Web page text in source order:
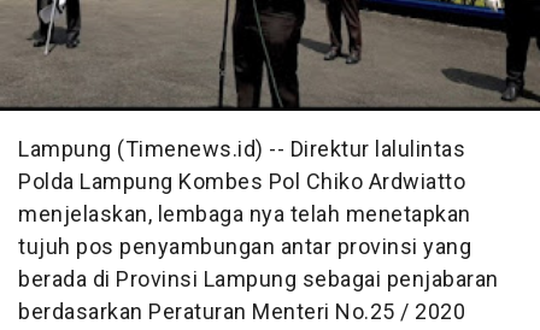
Lampung (Timenews.id) -- Direktur lalulintas
Polda Lampung Kombes Pol Chiko Ardwiatto
menjelaskan, lembaga nya telah menetapkan
tujuh pos penyambungan antar provinsi yang
berada di Provinsi Lampung sebagai penjabaran
berdasarkan Peraturan Menteri No.25 / 2020